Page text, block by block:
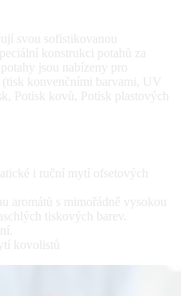
svou sofistikovanou
konstrukci potahů za
jsou nabízeny pro
konvenčními barvami, UV
Potisk kovů, Potisk plastových
i ruční mytí ofsetových
aromátů s mimořádně vysokou
tiskových barev.
kovolistů